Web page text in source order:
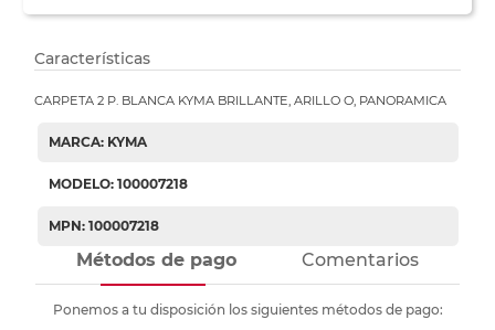
Características
CARPETA 2 P. BLANCA KYMA BRILLANTE, ARILLO O, PANORAMICA
MARCA: KYMA
MODELO: 100007218
MPN: 100007218
Métodos de pago Comentarios
Ponemos a tu disposición los siguientes métodos de pago: